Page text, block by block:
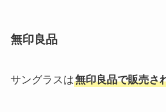
無印良品
サングラスは無印良品で販売さ